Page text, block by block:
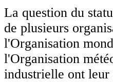
La question du
de plusieurs
l'Organisation
l'Organisation
industrielle ont leur